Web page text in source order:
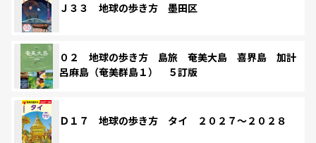
Ｊ３３ 地球の歩き方 墨田区
０２ 地球の歩き方 島旅 奄美大島 喜界島 加計
呂麻島（奄美群島１） ５訂版
Ｄ１７ 地球の歩き方 タイ ２０２７～２０２８